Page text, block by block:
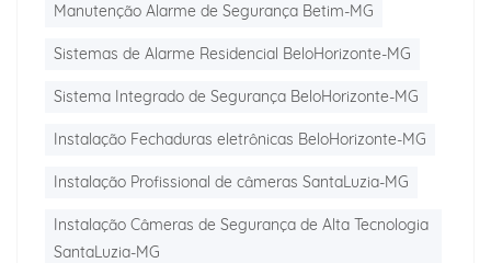
Manutenção Alarme de Segurança Betim-MG
Sistemas de Alarme Residencial BeloHorizonte-MG
Sistema Integrado de Segurança BeloHorizonte-MG
Instalação Fechaduras eletrônicas BeloHorizonte-MG
Instalação Profissional de câmeras SantaLuzia-MG
Instalação Câmeras de Segurança de Alta Tecnologia
SantaLuzia-MG